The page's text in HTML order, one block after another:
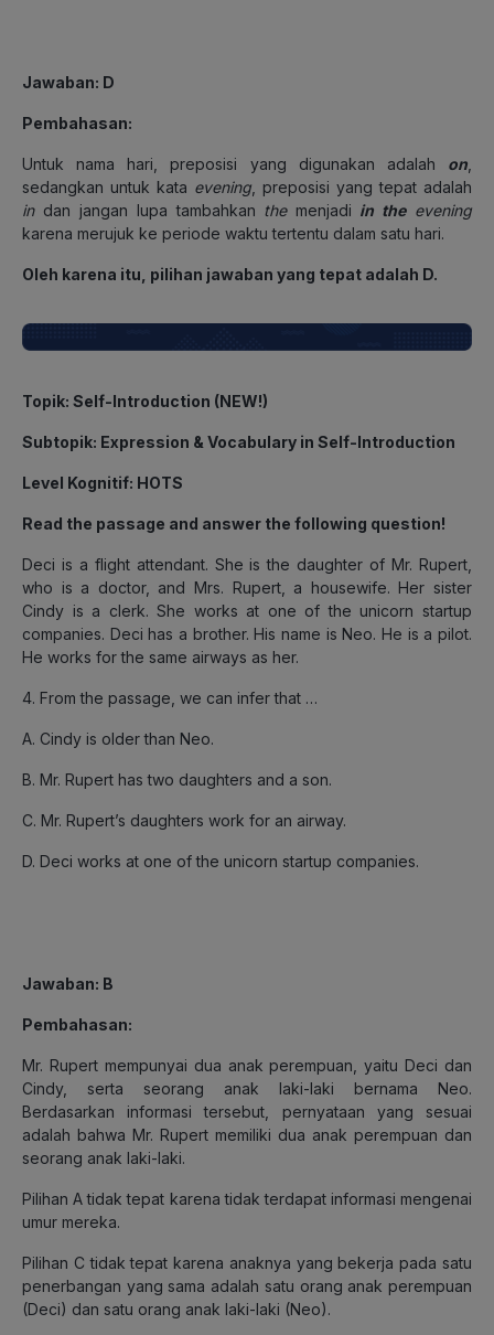
Jawaban: D
Pembahasan:
Untuk nama hari, preposisi yang digunakan adalah on
sedangkan untuk kata evening , preposisi yang tepat adalah
in dan jangan lupa tambahkan the menjadi in theevening
karena merujuk ke periode waktu tertentu dalam satu hari.
Oleh karena itu, pilihan jawaban yang tepat adalah D.
Topik: Self-Introduction (NEW!)
Subtopik: Expression & Vocabulary in Self-Introduction
Level Kognitif: HOTS
Read the passage and answer the following question!
Deci is a flight attendant. She is the daughter of Mr. Rupert,
who is a doctor, and Mrs. Rupert, a housewife. Her sister
Cindy is a clerk. She works at one of the unicorn startup
companies. Deci has a brother. His name is Neo. He is a pilot.
He works for the same airways as her.
4. From the passage, we can infer that …
A. Cindy is older than Neo.
B. Mr. Rupert has two daughters and a son.
C. Mr. Rupert’s daughters work for an airway.
D. Deci works at one of the unicorn startup companies.
Jawaban: B
Pembahasan:
Mr. Rupert mempunyai dua anak perempuan, yaitu Deci dan
Cindy, serta seorang anak laki-laki bernama Neo.
Berdasarkan informasi tersebut, pernyataan yang sesuai
adalah bahwa Mr. Rupert memiliki dua anak perempuan dan
seorang anak laki-laki.
Pilihan A tidak tepat karena tidak terdapat informasi mengenai
umur mereka.
Pilihan C tidak tepat karena anaknya yang bekerja pada satu
penerbangan yang sama adalah satu orang anak perempuan
(Deci) dan satu orang anak laki-laki (Neo).